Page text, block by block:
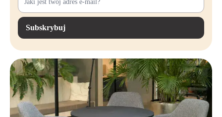
Subskrybuj